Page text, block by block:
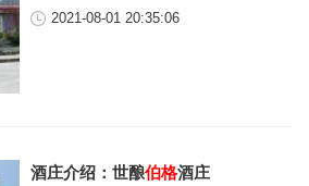
2021-08-01 20:35:06
酒庄介绍：世酿伯格酒庄